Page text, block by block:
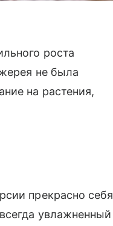
роста
не была
на растения,
прекрасно себя
увлажненный